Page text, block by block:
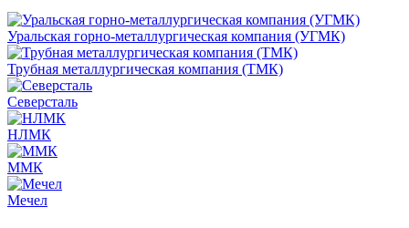
Уральская горно-металлургическая компания (УГМК)
Трубная металлургическая компания (ТМК)
Северсталь
НЛМК
ММК
Мечел